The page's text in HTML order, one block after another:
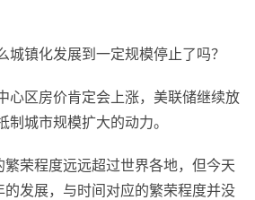
城镇化发展到一定规模停止了吗？
心区房价肯定会上涨，美联储继续放
城市规模扩大的动力。
荣程度远远超过世界各地，但今天
发展，与时间对应的繁荣程度并没